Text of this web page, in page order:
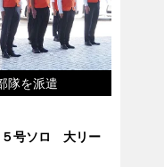
隊を派遣
５号ソロ 大リー